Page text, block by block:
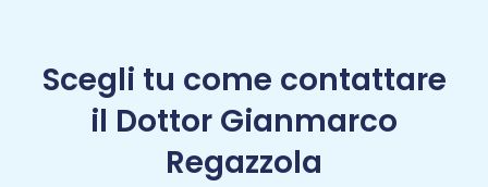
Scegli tu come contattare
il Dottor Gianmarco
Regazzola